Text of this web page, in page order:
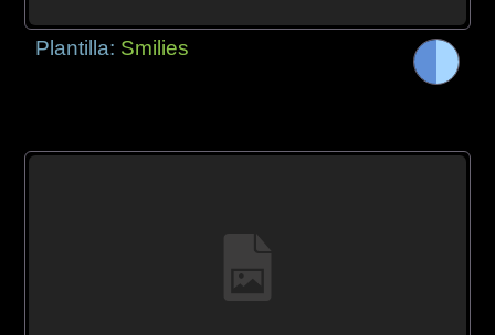
Plantilla: Smilies